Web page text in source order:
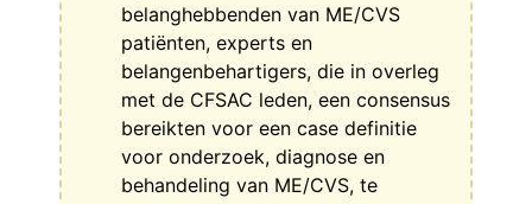
belanghebbenden van ME/CVS
patiënten, experts en
belangenbehartigers, die in overleg
met de CFSAC leden, een consensus
bereikten voor een case definitie
voor onderzoek, diagnose en
behandeling van ME/CVS, te